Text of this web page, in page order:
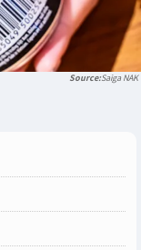
Saiga NAK